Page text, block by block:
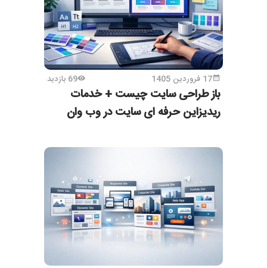
17 فروردین 1405 69 بازدید
باز طراحی سایت چیست + خدمات
ریدیزاین حرفه ای سایت در وب وان